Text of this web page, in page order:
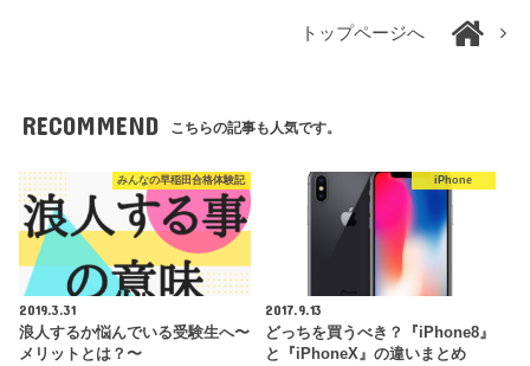
トップページへ
RECOMMEND こちらの記事も人気です。
みんなの早稲田合格体験記
2019.3.31
浪人するか悩んでいる受験生へ〜
メリットとは？〜
iPhone
2017.9.13
どっちを買うべき？『iPhone8』
と『iPhoneX』の違いまとめ